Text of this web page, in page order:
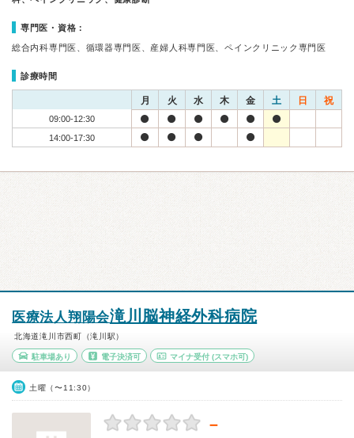
専門医・資格：
総合内科専門医、循環器専門医、産婦人科専門医、ペインクリニック専門医
診療時間
月 火 水 木 金 土 日 祝
09:00-12:30
14:00-17:30
医療法人翔陽会滝川脳神経外科病院
北海道滝川市西町（滝川駅）
駐車場あり 電子決済可 マイナ受付 (スマホ可)
土曜（〜11:30）
－